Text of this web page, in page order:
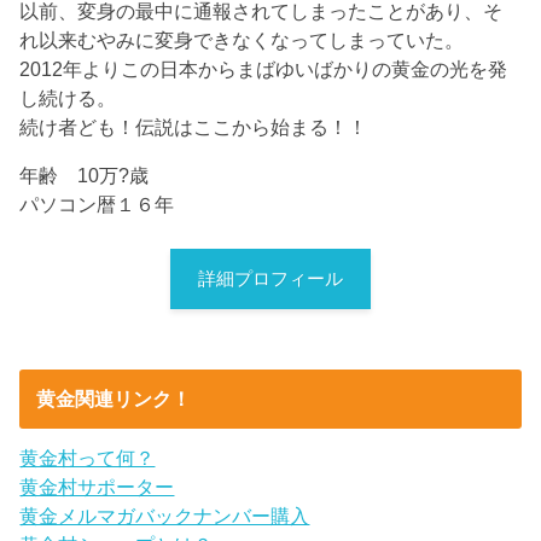
以前、変身の最中に通報されてしまったことがあり、そ
れ以来むやみに変身できなくなってしまっていた。
2012年よりこの日本からまばゆいばかりの黄金の光を発
し続ける。
続け者ども！伝説はここから始まる！！
年齢 10万?歳
パソコン暦１６年
詳細プロフィール
黄金関連リンク！
黄金村って何？
黄金村サポーター
黄金メルマガバックナンバー購入